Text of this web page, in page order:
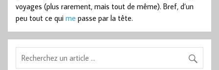
voyages (plus rarement, mais tout de même). Bref, d’un
peu tout ce qui me passe par la tête.